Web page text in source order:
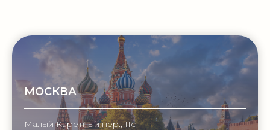
МОСКВА
Малый Каретный пер., 11с1